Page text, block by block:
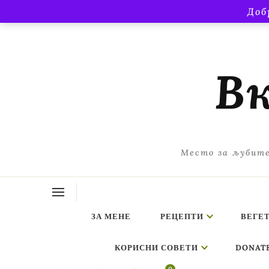
Место за
ЗА МЕНЕ РЕЦЕПТИ
КОРИСНИ СОВЕТИ